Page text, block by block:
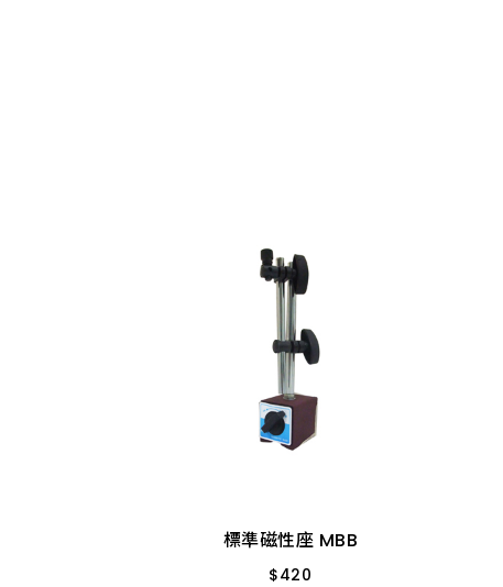
標準磁性座 MBB
$420
標準磁性座 MBB